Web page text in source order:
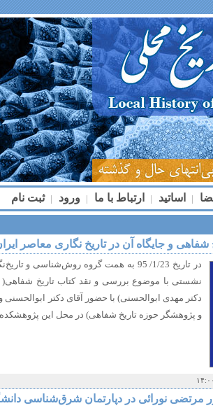
| اساتید | ارتباط با ما | ورود | ثبت نام
و جایگاه آن در تاریخ نگاری معاصر ایران ۱۳۸۵-
در تاریخ 1/23/ 95 به همت گروه روش‌شناسی و
نشستی با موضوع بررسی و نقد کتاب تاریخ شفاهی(
دکتر مهدی ابوالحسنی) با حضور آقای دکتر ابوالحسنی
و پژوهشگر حوزه تاریخ شفاهی) در محل این پژوهشکده
نورائی در دپارتمان شرق‌شناسی